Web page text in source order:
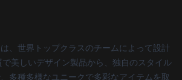
、世界トップクラスのチームによって設計
で美しいデザイン製品から、独自のスタイル
多種多様なユニークで多彩なアイテムを取